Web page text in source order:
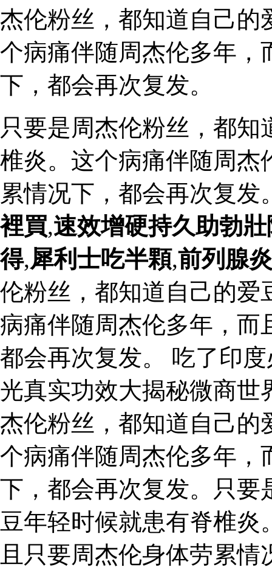
杰伦粉丝，都知道自己的
个病痛伴随周杰伦多年，
下，都会再次复发。
只要是周杰伦粉丝，都
椎炎。这个病痛伴随周杰
累情况下，都会再次复发
裡買,速效增硬持久助勃
得,犀利士吃半顆,前列腺
伦粉丝，都知道自己的爱
病痛伴随周杰伦多年，而
都会再次复发。 吃了印
光真实功效大揭秘微商世
杰伦粉丝，都知道自己的
个病痛伴随周杰伦多年，
下，都会再次复发。只要
豆年轻时候就患有脊椎
且只要周杰伦身体劳累